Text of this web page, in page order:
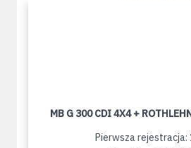
MB G 300 CDI 4X4 +
Pierwsza rejestracja: